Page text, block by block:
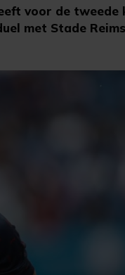
voor de
met Stade